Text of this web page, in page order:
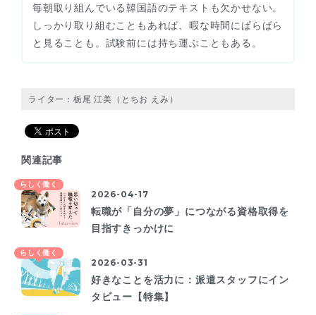
毎朝取り組んでいる韓国語のテキストも欠かせない。
しっかり取り組むこともあれば、暇な時間にぱらぱら
と見ることも。試験前には持ち運ぶこともある。
ライター：栃尾 江美（とちお えみ）
関連記事
2026-04-17
転職が「自分の夢」につながる資格取得を
目指すきっかけに
らしく働く
2026-03-31
好きなことを活力に：派遣スタッフにイン
タビュー【特集】
らしく働く